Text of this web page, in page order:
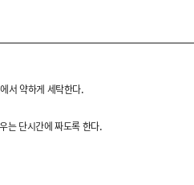
유의 부드러운 착용감과 속건
서 약하게 세탁한다.
는 단시간에 짜도록 한다.